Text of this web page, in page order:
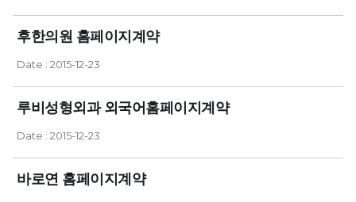
후한의원 홈페이지계약
Date : 2015-12-23
루비성형외과 외국어홈페이지계약
Date : 2015-12-23
바로연 홈페이지계약